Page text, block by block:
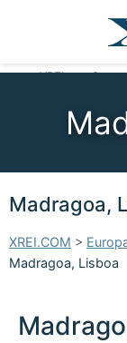
XREI
Madragoa,
XREI.COM >
Madragoa, Lisboa